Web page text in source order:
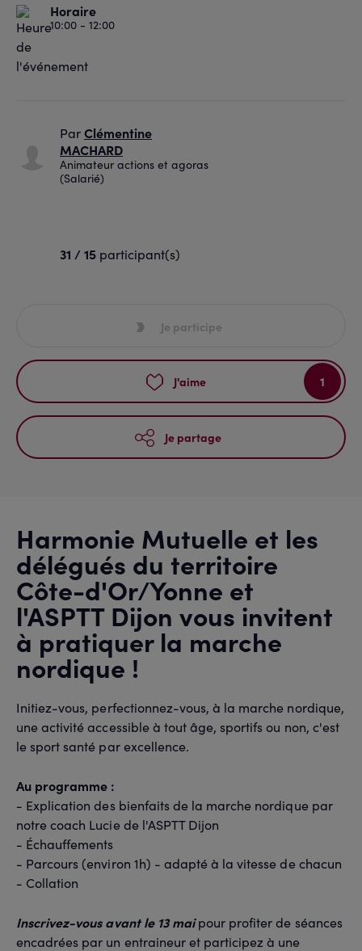
Horaire
10:00 - 12:00
ParClémentine
MACHARD
Animateur actions et agoras
(Salarié)
31 / 15 participant(s)
Je participe
J'aime 1
Je partage
Harmonie Mutuelle et les
délégués du territoire
Côte-d'Or/Yonne et
l'ASPTT Dijon vous invitent
à pratiquer la marche
nordique !
Initiez-vous, perfectionnez-vous, à la marche nordique,
une activité accessible à tout âge, sportifs ou non, c'est
le sport santé par excellence.
Au programme :
- Explication des bienfaits de la marche nordique par
notre coach Lucie de l'ASPTT Dijon
- Échauffements
- Parcours (environ 1h) - adapté à la vitesse de chacun
- Collation
Inscrivez-vous avant le 13 mai pour profiter de séances
encadrées par un entraineur et participez à une